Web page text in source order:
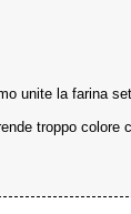
unite la farina
troppo